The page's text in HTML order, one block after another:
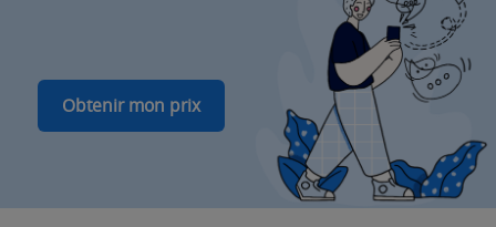
Obtenir mon prix